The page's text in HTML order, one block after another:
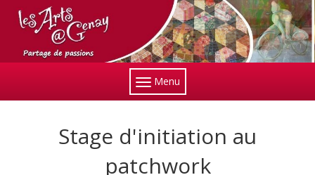
Menu
Stage d'initiation au
patchwork